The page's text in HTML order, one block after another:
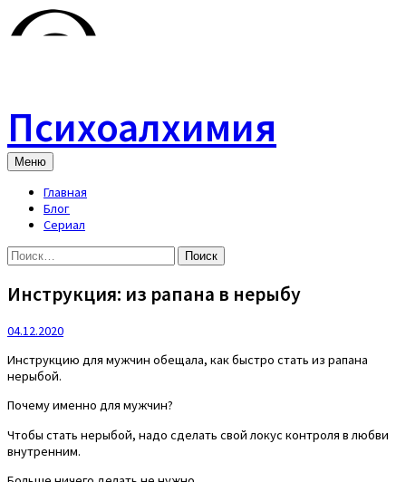
Skip
to
Психоалхимия
Меню
Главная
Блог
Сериал
Найти:
Инструкция: из рапана в нерыбу
04.12.2020
Инструкцию для мужчин обещала, как быстро стать из рапана
нерыбой.
Почему именно для мужчин?
Чтобы стать нерыбой, надо сделать свой локус контроля в любви
внутренним.